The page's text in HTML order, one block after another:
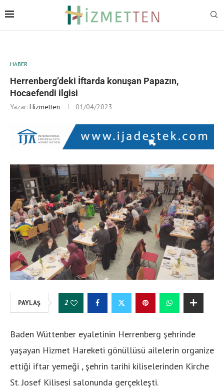
HABER
Herrenberg’deki İftarda konuşan Papazın,
Hocaefendi ilgisi
Yazar: Hizmetten 01/04/2023
PAYLAŞ 2
Baden Wüttenber eyaletinin Herrenberg şehrinde
yaşayan Hizmet Hareketi gönüllüsü ailelerin organize
ettiği iftar yemeği , şehrin tarihi kiliselerinden Kirche
St. Josef Kilisesi salonunda gerçekleşti.